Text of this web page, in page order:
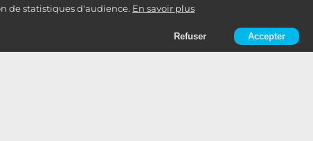
de statistiques d'audience. En savoir plus
Refuser Accepter